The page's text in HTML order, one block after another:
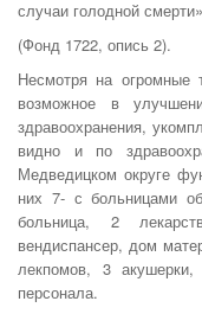
случаи голодной
(Фонд 1722, опись 2).
Несмотря на огромные
возможное в
здравоохранения,
видно и по
Медведицком округе
них 7- с больницами
больница, 2
вендиспансер, дом
лекпомов, 3
персонала.